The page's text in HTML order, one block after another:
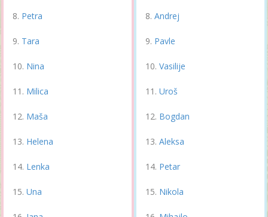
Petra
Tara
Nina
Milica
Maša
Helena
Lenka
Una
Andrej
Pavle
Vasilije
Uroš
Bogdan
Aleksa
Petar
Nikola